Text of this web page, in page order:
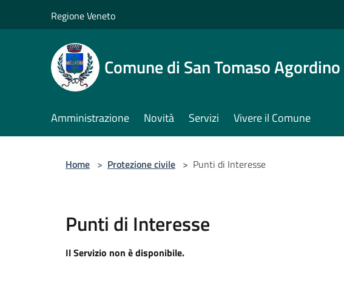
Regione Veneto
Comune di San Tomaso Agordino
Amministrazione Novità Servizi Vivere il Comune
Home > Protezione civile > Punti di Interesse
Punti di Interesse
Il Servizio non è disponibile.